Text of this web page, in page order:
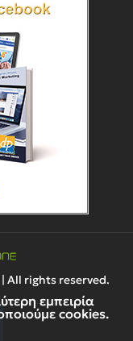
εμπειρία
cookies.
| All rights reserved.